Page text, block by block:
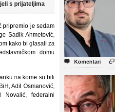
s prijateljima
pripremio je sedam
Sadik Ahmetović,
kako bi glasali za
domu
na kome su bili
Adil Osmanović,
federalni
 Komentari 